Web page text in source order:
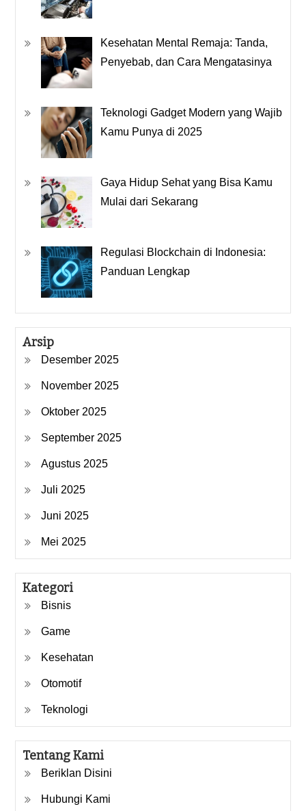
Kesehatan Mental Remaja: Tanda,
Penyebab, dan Cara Mengatasinya
Teknologi Gadget Modern yang Wajib
Kamu Punya di 2025
Gaya Hidup Sehat yang Bisa Kamu
Mulai dari Sekarang
Regulasi Blockchain di Indonesia:
Panduan Lengkap
Arsip
Desember 2025
November 2025
Oktober 2025
September 2025
Agustus 2025
Juli 2025
Juni 2025
Mei 2025
Kategori
Bisnis
Game
Kesehatan
Otomotif
Teknologi
Tentang Kami
Beriklan Disini
Hubungi Kami